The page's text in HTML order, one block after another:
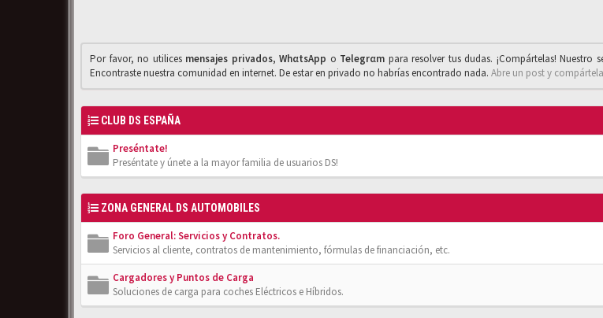
Por favor, no utilices mensajes privados,WhαtsApp o Telegrαm para resolver tus dudas. ¡Compártelas!
Encontraste nuestra comunidad en internet. De estar en privado no habrías encontrado nada. Abre un post y
CLUB DS ESPAÑA
Preséntate!
Preséntate y únete a la mayor familia de usuarios DS!
ZONA GENERAL DS AUTOMOBILES
Foro General: Servicios y Contratos.
Servicios al cliente, contratos de mantenimiento, fórmulas de financiación, etc.
Cargadores y Puntos de Carga
Soluciones de carga para coches Eléctricos e Híbridos.